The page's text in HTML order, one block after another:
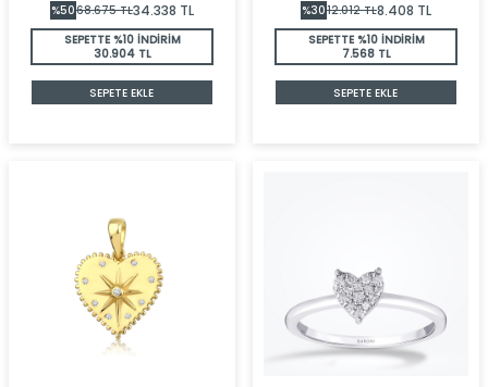
%5068.675TL34.338 TL
SEPETTE %10 İNDİRİM
30.904 TL
SEPETE EKLE
%3012.012TL8.408 TL
SEPETTE %10 İNDİRİM
7.568 TL
SEPETE EKLE